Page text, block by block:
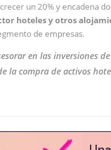
un 20% y encadena
hoteles y otros
de empresas.
en las inversiones
la compra de activos